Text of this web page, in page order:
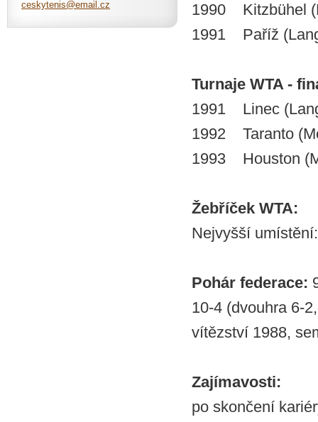
1990 Kitzbühel
1991 Paříž
Turnaje WTA -
1991 Linec
1992 Taranto
1993 Houston
Žebříček WTA:
Nejvyšší
Pohár federace:
10-4 (dvouhra 6-
vítězství 1988,
Zajímavosti:
po skončení
ceskytenis@email .cz